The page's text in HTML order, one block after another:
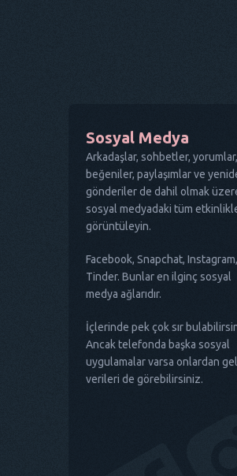
Sosyal Medya
Arkadaşlar, sohbetler, yorumlar,
beğeniler, paylaşımlar ve
gönderiler de dahil olmak
sosyal medyadaki tüm
görüntüleyin.
Facebook, Snapchat, Instagram,
Tinder. Bunlar en ilginç sosyal
medya ağlarıdır.
İçlerinde pek çok sır
Ancak telefonda başka sosyal
uygulamalar varsa onlardan
verileri de görebilirsiniz.